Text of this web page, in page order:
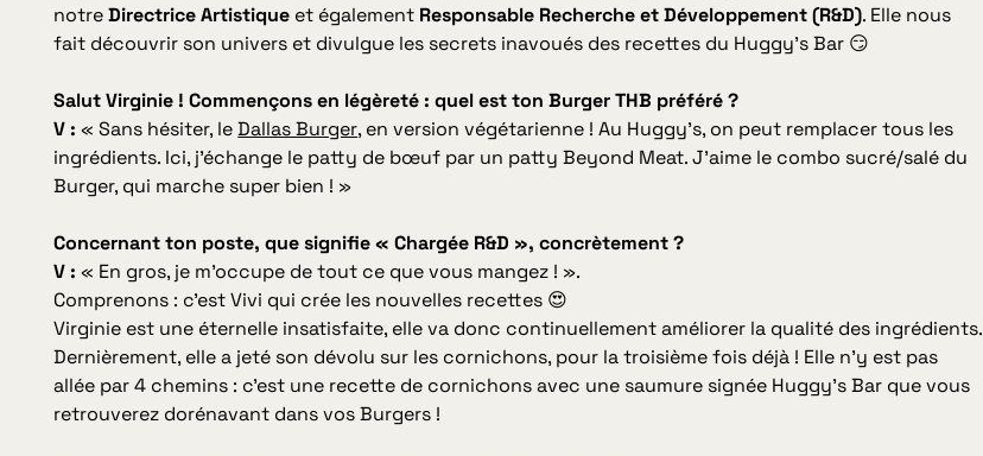
notreDirectrice Artistique et également Responsable Recherche et Développement (R&D). Elle nous
fait découvrir son univers et divulgue les secrets inavoués des recettes du Huggy’s Bar 😏
Salut Virginie ! Commençons en légèreté : quel est ton Burger THB préféré ?
V :« Sans hésiter, leDallas Burger, en version végétarienne ! Au Huggy’s, on peut remplacer tous les
ingrédients. Ici, j’échange le patty de bœuf par un patty Beyond Meat. J’aime le combo sucré/salé du
Burger, qui marche super bien ! »
Concernant ton poste, que signifie « Chargée R&D », concrètement ?
V :« En gros, je m’occupe de tout ce que vous mangez ! ».
Comprenons : c’est Vivi qui crée les nouvelles recettes 😍
Virginie est une éternelle insatisfaite, elle va donc continuellement améliorer la qualité des ingrédients.
Dernièrement, elle a jeté son dévolu sur les cornichons, pour la troisième fois déjà ! Elle n’y est pas
allée par 4 chemins : c’est une recette de cornichons avec une saumure signée Huggy’s Bar que vous
retrouverez dorénavant dans vos Burgers !